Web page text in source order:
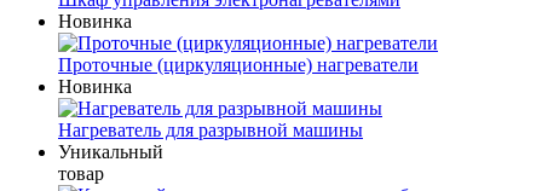
Новинка
Проточные (циркуляционные) нагреватели
Новинка
Нагреватель для разрывной машины
Уникальный
товар